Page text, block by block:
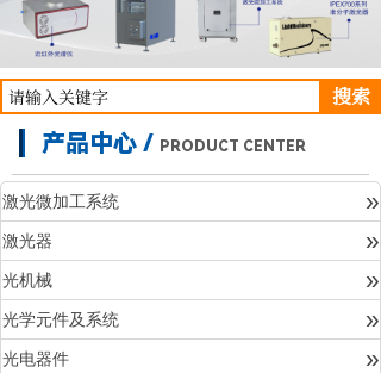
搜索
产品中心 / PRODUCT CENTER
激光微加工系统 »
激光器 »
光机械 »
光学元件及系统 »
光电器件 »